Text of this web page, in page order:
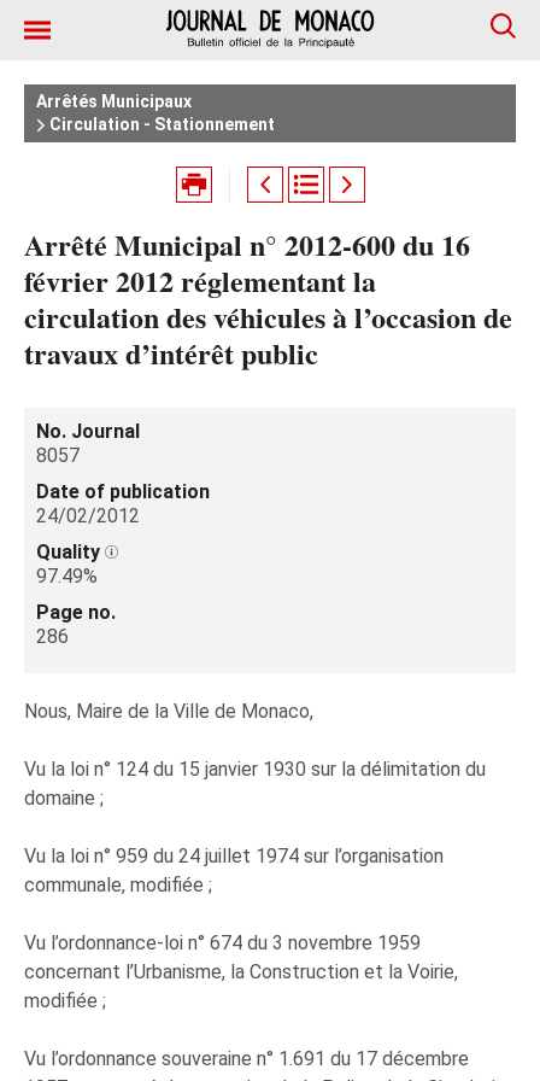
Arrêtés Municipaux
Circulation - Stationnement
Arrêté Municipal n° 2012-600 du 16
février 2012 réglementant la
circulation des véhicules à l’occasion de
travaux d’intérêt public
No. Journal
8057
Date of publication
24/02/2012
Quality
97.49%
Page no.
286
Nous, Maire de la Ville de Monaco,
Vu la loi n° 124 du 15 janvier 1930 sur la délimitation du
domaine ;
Vu la loi n° 959 du 24 juillet 1974 sur l’organisation
communale, modifiée ;
Vu l’ordonnance-loi n° 674 du 3 novembre 1959
concernant l’Urbanisme, la Construction et la Voirie,
modifiée ;
Vu l’ordonnance souveraine n° 1.691 du 17 décembre